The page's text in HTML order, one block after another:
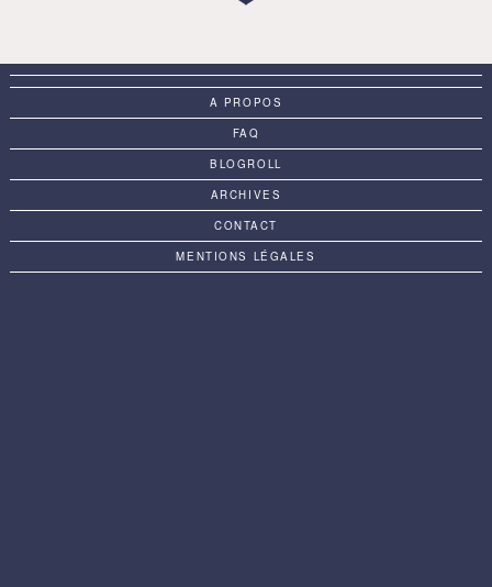
A PROPOS
FAQ
BLOGROLL
ARCHIVES
CONTACT
MENTIONS LÉGALES